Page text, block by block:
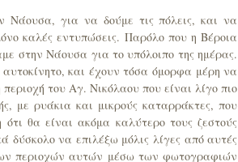
Νάουσα, για να δούμε τις πόλεις, και να
καλές εντυπώσεις. Παρόλο που η Βέροια
στην Νάουσα για το υπόλοιπο της ημέρας.
και έχουν τόσα όμορφα μέρη να
του Αγ. Νικόλαου που είναι λίγο πιο
με ρυάκια και μικρούς καταρράκτες, που
θα είναι ακόμα καλύτερο τους ζεστούς
να επιλέξω μόλις λίγες από αυτές
περιοχών αυτών μέσω των φωτογραφιών